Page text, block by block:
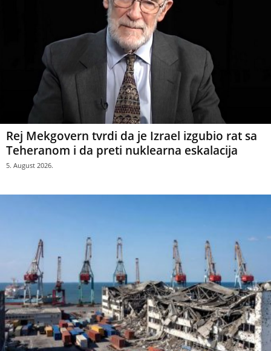
Rej Mekgovern tvrdi da je Izrael izgubio rat sa
Teheranom i da preti nuklearna eskalacija
5. August 2026.